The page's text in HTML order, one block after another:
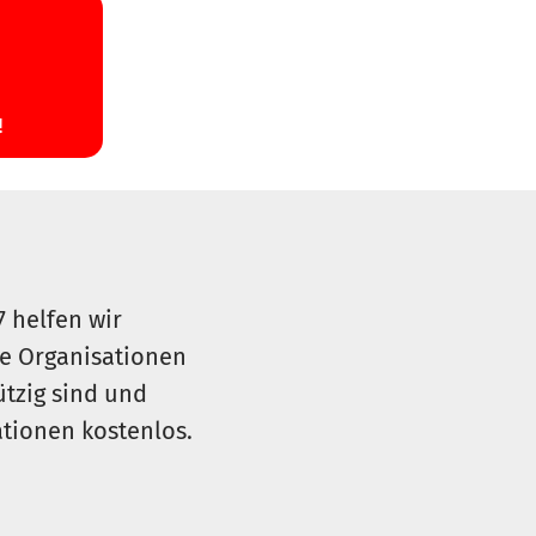
helfen wir
Organisationen
sind und
kostenlos.